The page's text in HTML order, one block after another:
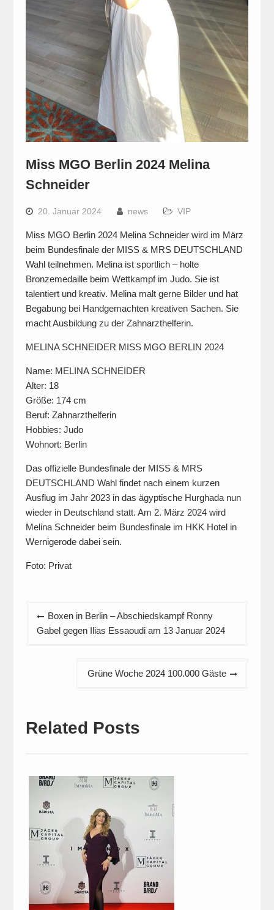
Miss MGO Berlin 2024 Melina
Schneider
20. Januar 2024 news VIP
Miss MGO Berlin 2024 Melina Schneider wird im März
beim Bundesfinale der MISS & MRS DEUTSCHLAND
Wahl teilnehmen. Melina ist sportlich – holte
Bronzemedaille beim Wettkampf im Judo. Sie ist
talentiert und kreativ. Melina malt gerne Bilder und hat
Begabung bei Handgemachten kreativen Sachen. Sie
macht Ausbildung zu der Zahnarzthelferin.
MELINA SCHNEIDER MISS MGO BERLIN 2024
Name: MELINA SCHNEIDER
Alter: 18
Größe: 174 cm
Beruf: Zahnarzthelferin
Hobbies: Judo
Wohnort: Berlin
Das offizielle Bundesfinale der MISS & MRS
DEUTSCHLAND Wahl findet nach einem kurzen
Ausflug im Jahr 2023 in das ägyptische Hurghada nun
wieder in Deutschland statt. Am 2. März 2024 wird
Melina Schneider beim Bundesfinale im HKK Hotel in
Wernigerode dabei sein.
Foto: Privat
Beitragsnavigation
Boxen in Berlin – Abschiedskampf Ronny
Gabel gegen Ilias Essaoudi am 13 Januar 2024
Grüne Woche 2024 100.000 Gäste
Related Posts